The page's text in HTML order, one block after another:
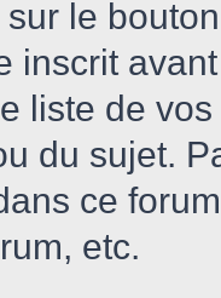
le
inscrit
liste de
du sujet.
ce
etc.